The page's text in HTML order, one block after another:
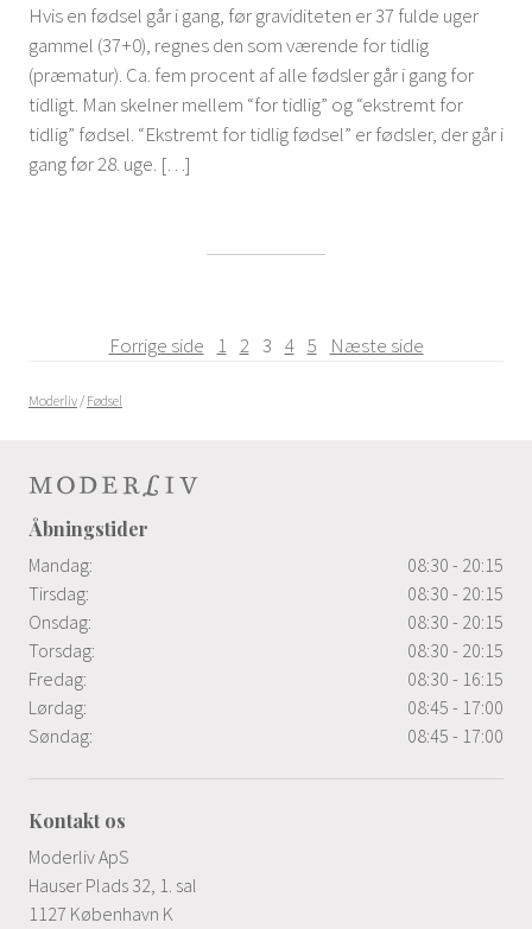
Hvis en fødsel går i gang, før graviditeten er 37 fulde uger
gammel (37+0), regnes den som værende for tidlig
(præmatur). Ca. fem procent af alle fødsler går i gang for
tidligt. Man skelner mellem “for tidlig” og “ekstremt for
tidlig” fødsel. “Ekstremt for tidlig fødsel” er fødsler, der går i
gang før 28. uge. […]
Navigation
indlæg
Forrige side Side
1 Side
2 Side
3 Side
4 Side
5 Næste side
Moderliv/ Fødsel
Åbningstider
Mandag:
08:30 - 20:15
Tirsdag:
08:30 - 20:15
Onsdag:
08:30 - 20:15
Torsdag:
08:30 - 20:15
Fredag:
08:30 - 16:15
Lørdag:
08:45 - 17:00
Søndag:
08:45 - 17:00
Kontakt os
Moderliv ApS
Hauser Plads 32, 1. sal
1127 København K